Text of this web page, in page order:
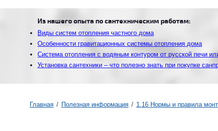
Главная Полезная информация 1.16 Нормы и правила
Из нашего опыта по сантехническим работам:
Виды систем отопления частного дома
Особенности гравитационных системы отопления дома
Система отопления с водяным контуром от русской печи
Установка сантехники – что полезно знать при покупке